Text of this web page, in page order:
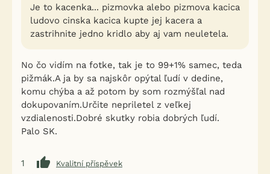
Je to kacenka... pizmovka alebo pizmova kacica
ludovo cinska kacica kupte jej kacera a
zastrihnite jedno kridlo aby aj vam neuletela.
No čo vidím na fotke, tak je to 99+1% samec, teda
pižmák.A ja by sa najskôr opýtal ľudí v dedine,
komu chýba a až potom by som rozmýšľal nad
dokupovaním.Určite nepriletel z veľkej
vzdialenosti.Dobré skutky robia dobrých ľudí.
Palo SK.
1
Kvalitní příspěvek